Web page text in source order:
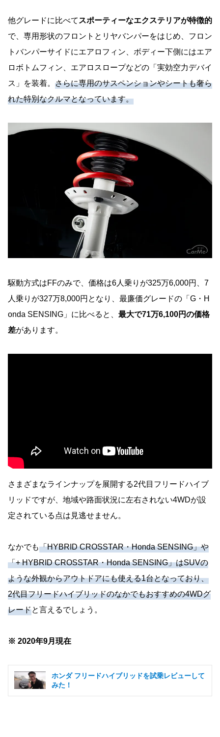
他グレードに比べて スポーティーなエクステリアが特徴的
で、専用形状のフロントとリヤバンパーをはじめ、フロン
トバンパーサイドにエアロフィン、ボディー下側にはエア
ロボトムフィン、エアロスロープなどの「実効空力デバイ
ス」を装着。 さらに専用のサスペンションやシートも奢ら
れた特別なクルマとなっています。
駆動方式はFFのみで、価格は6人乗りが325万6,000円、7
人乗りが327万8,000円となり、最廉価グレードの「G・H
onda SENSING」に比べると、 最大で71万6,100円の価格
差があります。
さまざまなラインナップを展開する2代目フリードハイブ
リッドですが、地域や路面状況に左右されない4WDが設
定されている点は見逃せません。
なかでも「HYBRID CROSSTAR・Honda SENSING」や
「+ HYBRID CROSSTAR・Honda SENSING」はSUVの
ような外観からアウトドアにも使える1台となっており、
2代目フリードハイブリッドのなかでもおすすめの4WDグ
レードと言えるでしょう。
※ 2020年9月現在
ホンダ フリードハイブリッドを試乗レビューして
みた！